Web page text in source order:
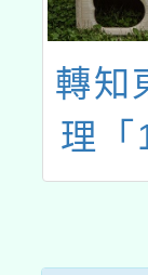
轉知
理「
健康
畫